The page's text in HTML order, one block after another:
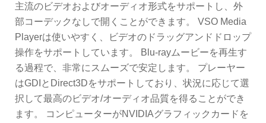
主流のビデオおよびオーディオ形式をサポートし、外
部コーデックなしで開くことができます。 VSO Media
Playerは使いやすく、ビデオのドラッグアンドドロップ
操作をサポートしています。 Blu-rayムービーを再生す
る過程で、非常にスムーズで安定します。 プレーヤー
はGDIとDirect3Dをサポートしており、状況に応じて選
択して最高のビデオ/オーディオ品質を得ることができ
ます。 コンピューターがNVIDIAグラフィックカードを